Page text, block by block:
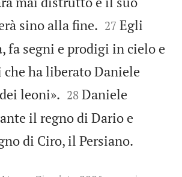
sino alla fine. 

27 Egli
fa segni e prodigi in cielo e
ha liberato Daniele
leoni». 

28 Daniele
il regno di Dario e
di Ciro, il Persiano.